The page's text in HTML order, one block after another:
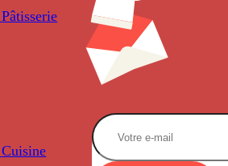
Pâtisserie
Cuisine